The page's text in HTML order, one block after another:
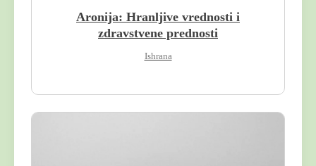
Aronija: Hranljive vrednosti i
zdravstvene prednosti
Ishrana